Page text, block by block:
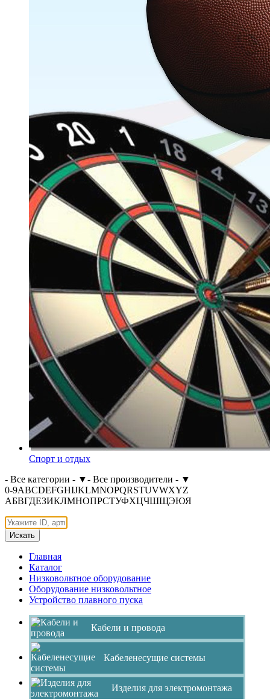
Спорт и отдых
- Все категории - ▼- Все производители - ▼
0-9ABCDEFGHIJKLMNOPQRSTUVWXYZ
АБВГДЕЗИКЛМНОПРСТУФХЦЧШЩЭЮЯ
Искать
Главная
Каталог
Низковольтное оборудование
Оборудование низковольтное
Устройство плавного пуска
Кабели и провода
Кабеленесущие системы
Изделия для электромонтажа